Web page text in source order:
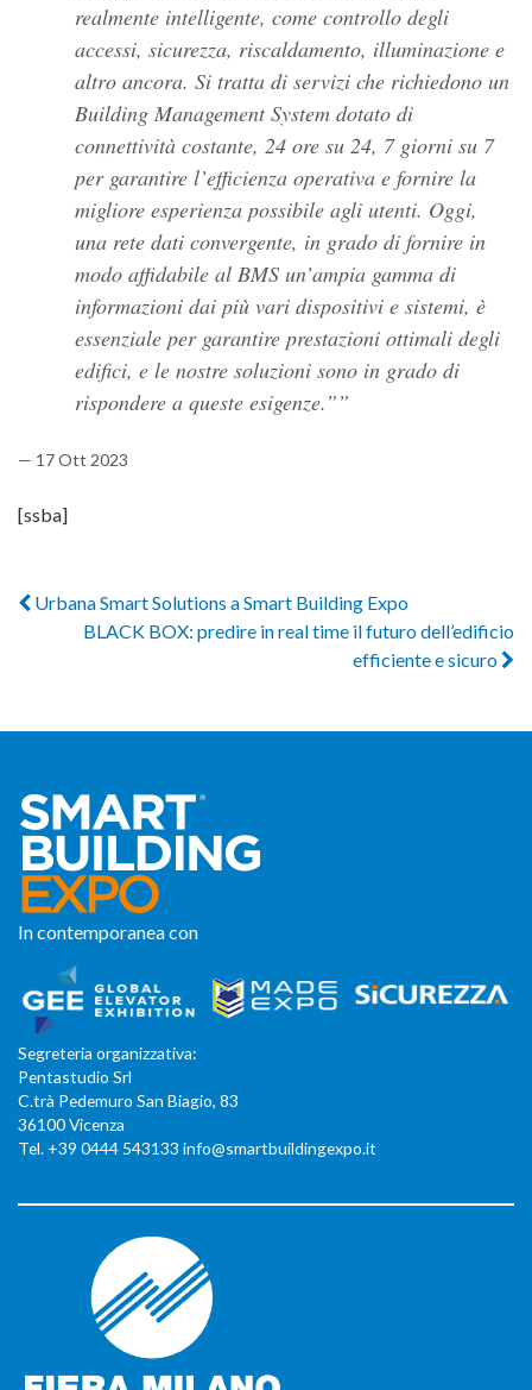
realmente intelligente, come controllo degli
accessi, sicurezza, riscaldamento, illuminazione e
altro ancora. Si tratta di servizi che richiedono un
Building Management System dotato di
connettività costante, 24 ore su 24, 7 giorni su 7
per garantire l’efficienza operativa e fornire la
migliore esperienza possibile agli utenti. Oggi,
una rete dati convergente, in grado di fornire in
modo affidabile al BMS un’ampia gamma di
informazioni dai più vari dispositivi e sistemi, è
essenziale per garantire prestazioni ottimali degli
edifici, e le nostre soluzioni sono in grado di
rispondere a queste esigenze.”
— 17 Ott 2023
[ssba]
Urbana Smart Solutions a Smart Building Expo
BLACK BOX: predire in real time il futuro dell’edificio
efficiente e sicuro
In contemporanea con
Segreteria organizzativa:
Pentastudio Srl
C.trà Pedemuro San Biagio, 83
36100 Vicenza
Tel. +39 0444 543133 info@smartbuildingexpo.it